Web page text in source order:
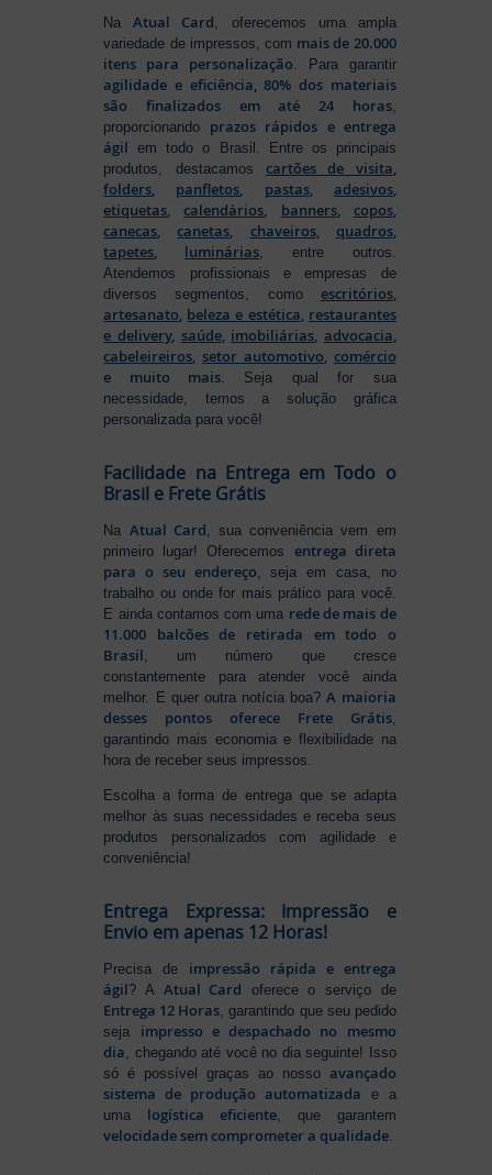
NaAtual Card, oferecemos uma ampla
variedade de impressos, com mais de 20.000
itens para personalização. Para garantir
agilidade e eficiência, 80% dos materiais
são finalizados em até 24 horas,
proporcionando prazos rápidos e entrega
ágil em todo o Brasil. Entre os principais
produtos, destacamos cartões de visita,
folders, panfletos, pastas, adesivos,
etiquetas,calendários, banners, copos,
canecas,canetas, chaveiros, quadros,
tapetes, luminárias, entre outros.
Atendemos profissionais e empresas de
diversos segmentos, como escritórios,
artesanato, beleza e estética, restaurantes
e delivery, saúde, imobiliárias, advocacia,
cabeleireiros, setor automotivo, comércio
e muito mais. Seja qual for sua
necessidade, temos a solução gráfica
personalizada para você!
Facilidade na Entrega em Todo o
Brasil e Frete Grátis
Na Atual Card, sua conveniência vem em
primeiro lugar! Oferecemos entrega direta
para o seu endereço, seja em casa, no
trabalho ou onde for mais prático para você.
E ainda contamos com uma rede de mais de
11.000 balcões de retirada em todo o
Brasil, um número que cresce
constantemente para atender você ainda
melhor. E quer outra notícia boa?A maioria
desses pontos oferece Frete Grátis,
garantindo mais economia e flexibilidade na
hora de receber seus impressos.
Escolha a forma de entrega que se adapta
melhor às suas necessidades e receba seus
produtos personalizados com agilidade e
conveniência!
Entrega Expressa: Impressão e
Envio em apenas 12 Horas!
Precisa de impressão rápida e entrega
ágil? A Atual Card oferece o serviço de
Entrega 12 Horas , garantindo que seu pedido
seja impresso e despachado no mesmo
dia , chegando até você no dia seguinte! Isso
só é possível graças ao nosso avançado
sistema de produção automatizada e a
uma logística eficiente , que garantem
velocidade sem comprometer a qualidade